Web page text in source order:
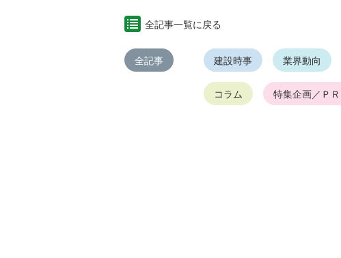
全記事一覧に戻る
全記事 建設時事 業界動向
コラム 特集企画／ＰＲ